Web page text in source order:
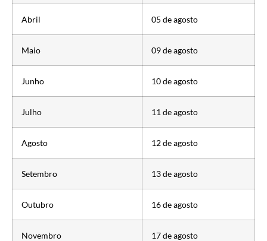
Abril 05 de agosto
Maio 09 de agosto
Junho 10 de agosto
Julho 11 de agosto
Agosto 12 de agosto
Setembro 13 de agosto
Outubro 16 de agosto
Novembro 17 de agosto